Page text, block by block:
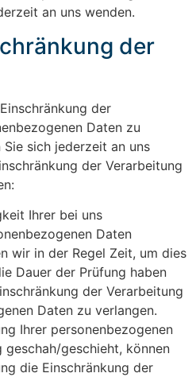
an uns wenden.
der
der
Daten zu
sich jederzeit an uns
der Verarbeitung
Ihrer bei uns
Daten
wir in der Regel Zeit, um dies
Dauer der Prüfung haben
der Verarbeitung
Daten zu verlangen.
Ihrer personenbezogenen
geschah/geschieht, können
die Einschränkung der